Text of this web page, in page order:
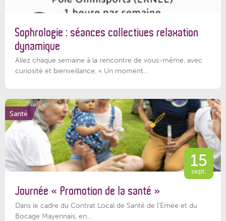
Sophrologie : séances collectives relaxation
dynamique
Allez chaque semaine à la rencontre de vous-même, avec
curiosité et bienveillance. « Un moment...
Santé
15
sept.
Journée « Promotion de la santé »
Dans le cadre du Contrat Local de Santé de l’Ernée et du
Bocage Mayennais, en...